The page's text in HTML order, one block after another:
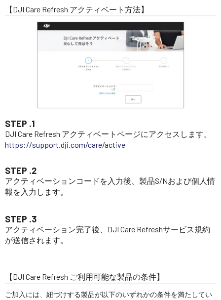
【DJI Care Refresh アクティベート方法】
STEP .1
DJI Care Refresh アクティベートページにアクセスします。
https://support.dji.com/care/active
STEP .2
アクティベーションコードを入力後、製品S/Nおよび個人情
報を入力します。
STEP .3
アクティベーション完了後、DJI Care Refreshサービス規約
が送信されます。
【DJI Care Refresh ご利用可能な製品の条件】
ご加入には、紐づけする製品が以下のいずれかの条件を満たしてい